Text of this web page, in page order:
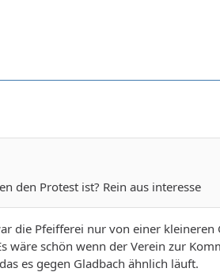
den Protest ist? Rein aus interesse
die Pfeifferei nur von einer kleineren
wäre schön wenn der Verein zur
es gegen Gladbach ähnlich läuft.